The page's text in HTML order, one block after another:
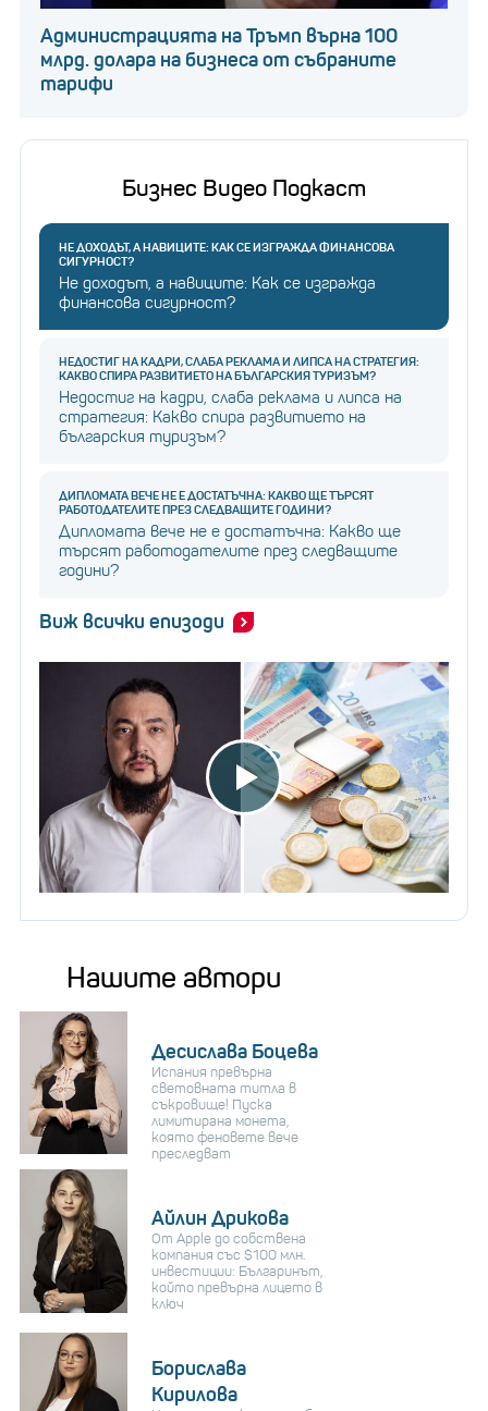
Администрацията на Тръмп върна 100
млрд. долара на бизнеса от събраните
тарифи
Бизнес Видео Подкаст
НЕ ДОХОДЪТ, А НАВИЦИТЕ: КАК СЕ ИЗГРАЖДА ФИНАНСОВА
СИГУРНОСТ?
Не доходът, а навиците: Как се изгражда
финансова сигурност?
НЕДОСТИГ НА КАДРИ, СЛАБА РЕКЛАМА И ЛИПСА НА СТРАТЕГИЯ:
КАКВО СПИРА РАЗВИТИЕТО НА БЪЛГАРСКИЯ ТУРИЗЪМ?
Недостиг на кадри, слаба реклама и липса на
стратегия: Какво спира развитието на
българския туризъм?
ДИПЛОМАТА ВЕЧЕ НЕ Е ДОСТАТЪЧНА: КАКВО ЩЕ ТЪРСЯТ
РАБОТОДАТЕЛИТЕ ПРЕЗ СЛЕДВАЩИТЕ ГОДИНИ?
Дипломата вече не е достатъчна: Какво ще
търсят работодателите през следващите
години?
Виж всички епизоди
Нашите автори
Десислава Боцева
Испания превърна
световната титла в
съкровище! Пуска
лимитирана монета,
която феновете вече
преследват
Айлин Дрикова
От Apple до собствена
компания със $100 млн.
инвестиции: Българинът,
който превърна лицето в
ключ
Борислава
Кирилова